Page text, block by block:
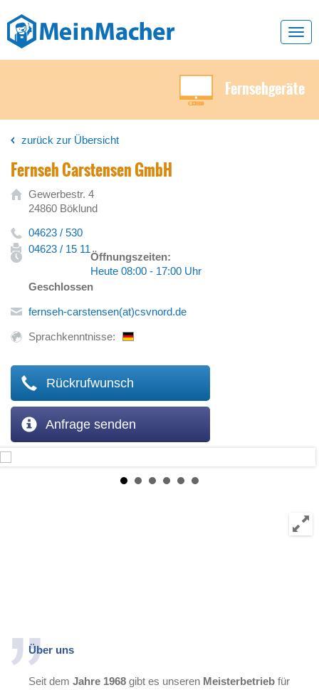
Fernsehgeräte
zurück zur Übersicht
Fernseh Carstensen GmbH
Gewerbestr. 4
24860 Böklund
04623 / 530
04623 / 15 11
Öffnungszeiten:
Heute 08:00 - 17:00 Uhr
Geschlossen
fernseh-carstensen(at)csvnord.de
Sprachkenntnisse:
Rückrufwunsch
Anfrage senden
Über uns
Seit dem Jahre 1968 gibt es unseren Meisterbetrieb für